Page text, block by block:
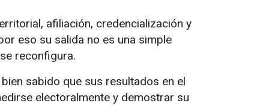
afiliación, credencialización y
eso su salida no es una simple
reconfigura.
sabido que sus resultados en el
electoralmente y demostrar su